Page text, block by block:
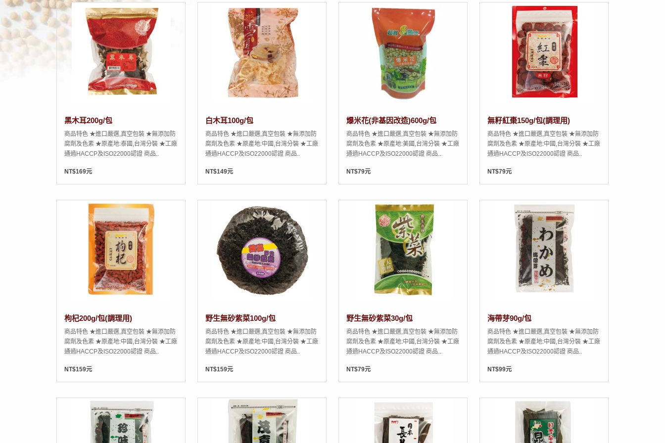
黑木耳200g/包
商品特色 ★進口嚴選,真空包裝 ★無添加防
腐劑及色素 ★原產地:泰國,台灣分裝 ★工廠
通過HACCP及ISO22000認證 商品..
NT$169元
白木耳100g/包
商品特色 ★進口嚴選,真空包裝 ★無添加防
腐劑及色素 ★原產地:中國,台灣分裝 ★工廠
通過HACCP及ISO22000認證 商品..
NT$149元
爆米花(非基因改造)600g/包
商品特色 ★進口嚴選,真空包裝 ★無添加防
腐劑及色素 ★原產地:美國,台灣分裝 ★工廠
通過HACCP及ISO22000認證 商品..
NT$79元
無籽紅棗150g/包(調理用)
商品特色 ★進口嚴選,真空包裝 ★無添加防
腐劑及色素 ★原產地:中國,台灣分裝 ★工廠
通過HACCP及ISO22000認證 商品..
NT$79元
枸杞200g/包(調理用)
商品特色 ★進口嚴選,真空包裝 ★無添加防
腐劑及色素 ★原產地:中國,台灣分裝 ★工廠
通過HACCP及ISO22000認證 商品..
NT$159元
野生無砂紫菜100g/包
商品特色 ★進口嚴選,真空包裝 ★無添加防
腐劑及色素 ★原產地:中國,台灣分裝 ★工廠
通過HACCP及ISO22000認證 商品..
NT$159元
野生無砂紫菜30g/包
商品特色 ★進口嚴選,真空包裝 ★無添加防
腐劑及色素 ★原產地:中國,台灣分裝 ★工廠
通過HACCP及ISO22000認證 商品..
NT$79元
海帶芽90g/包
商品特色 ★進口嚴選,真空包裝 ★無添加防
腐劑及色素 ★原產地:中國,台灣分裝 ★工廠
通過HACCP及ISO22000認證 商品..
NT$99元